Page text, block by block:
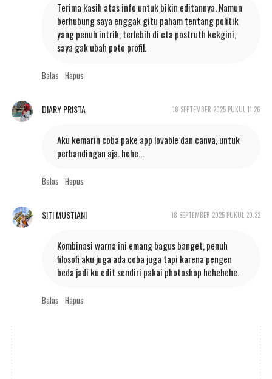
Terima kasih atas info untuk bikin editannya. Namun
berhubung saya enggak gitu paham tentang politik
yang penuh intrik, terlebih di eta postruth kekgini,
saya gak ubah poto profil.
Balas Hapus
DIARY PRISTA 18 SEPTEMBER 2025 PUKUL 11.26
Aku kemarin coba pake app lovable dan canva, untuk
perbandingan aja. hehe...
Balas Hapus
SITI MUSTIANI 18 SEPTEMBER 2025 PUKUL 20.32
Kombinasi warna ini emang bagus banget, penuh
filosofi aku juga ada coba juga tapi karena pengen
beda jadi ku edit sendiri pakai photoshop hehehehe.
Balas Hapus